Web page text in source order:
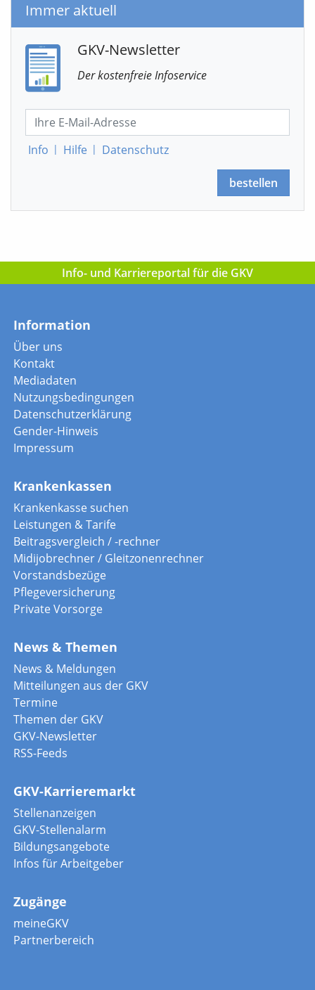
Immer aktuell
GKV-Newsletter
Der kostenfreie Infoservice
Info | Hilfe | Datenschutz
bestellen
Info- und Karriereportal für die GKV
Information
Über uns
Kontakt
Mediadaten
Nutzungsbedingungen
Datenschutzerklärung
Gender-Hinweis
Impressum
Krankenkassen
Krankenkasse suchen
Leistungen & Tarife
Beitragsvergleich / -rechner
Midijobrechner / Gleitzonenrechner
Vorstandsbezüge
Pflegeversicherung
Private Vorsorge
News & Themen
News & Meldungen
Mitteilungen aus der GKV
Termine
Themen der GKV
GKV-Newsletter
RSS-Feeds
GKV-Karrieremarkt
Stellenanzeigen
GKV-Stellenalarm
Bildungsangebote
Infos für Arbeitgeber
Zugänge
meineGKV
Partnerbereich